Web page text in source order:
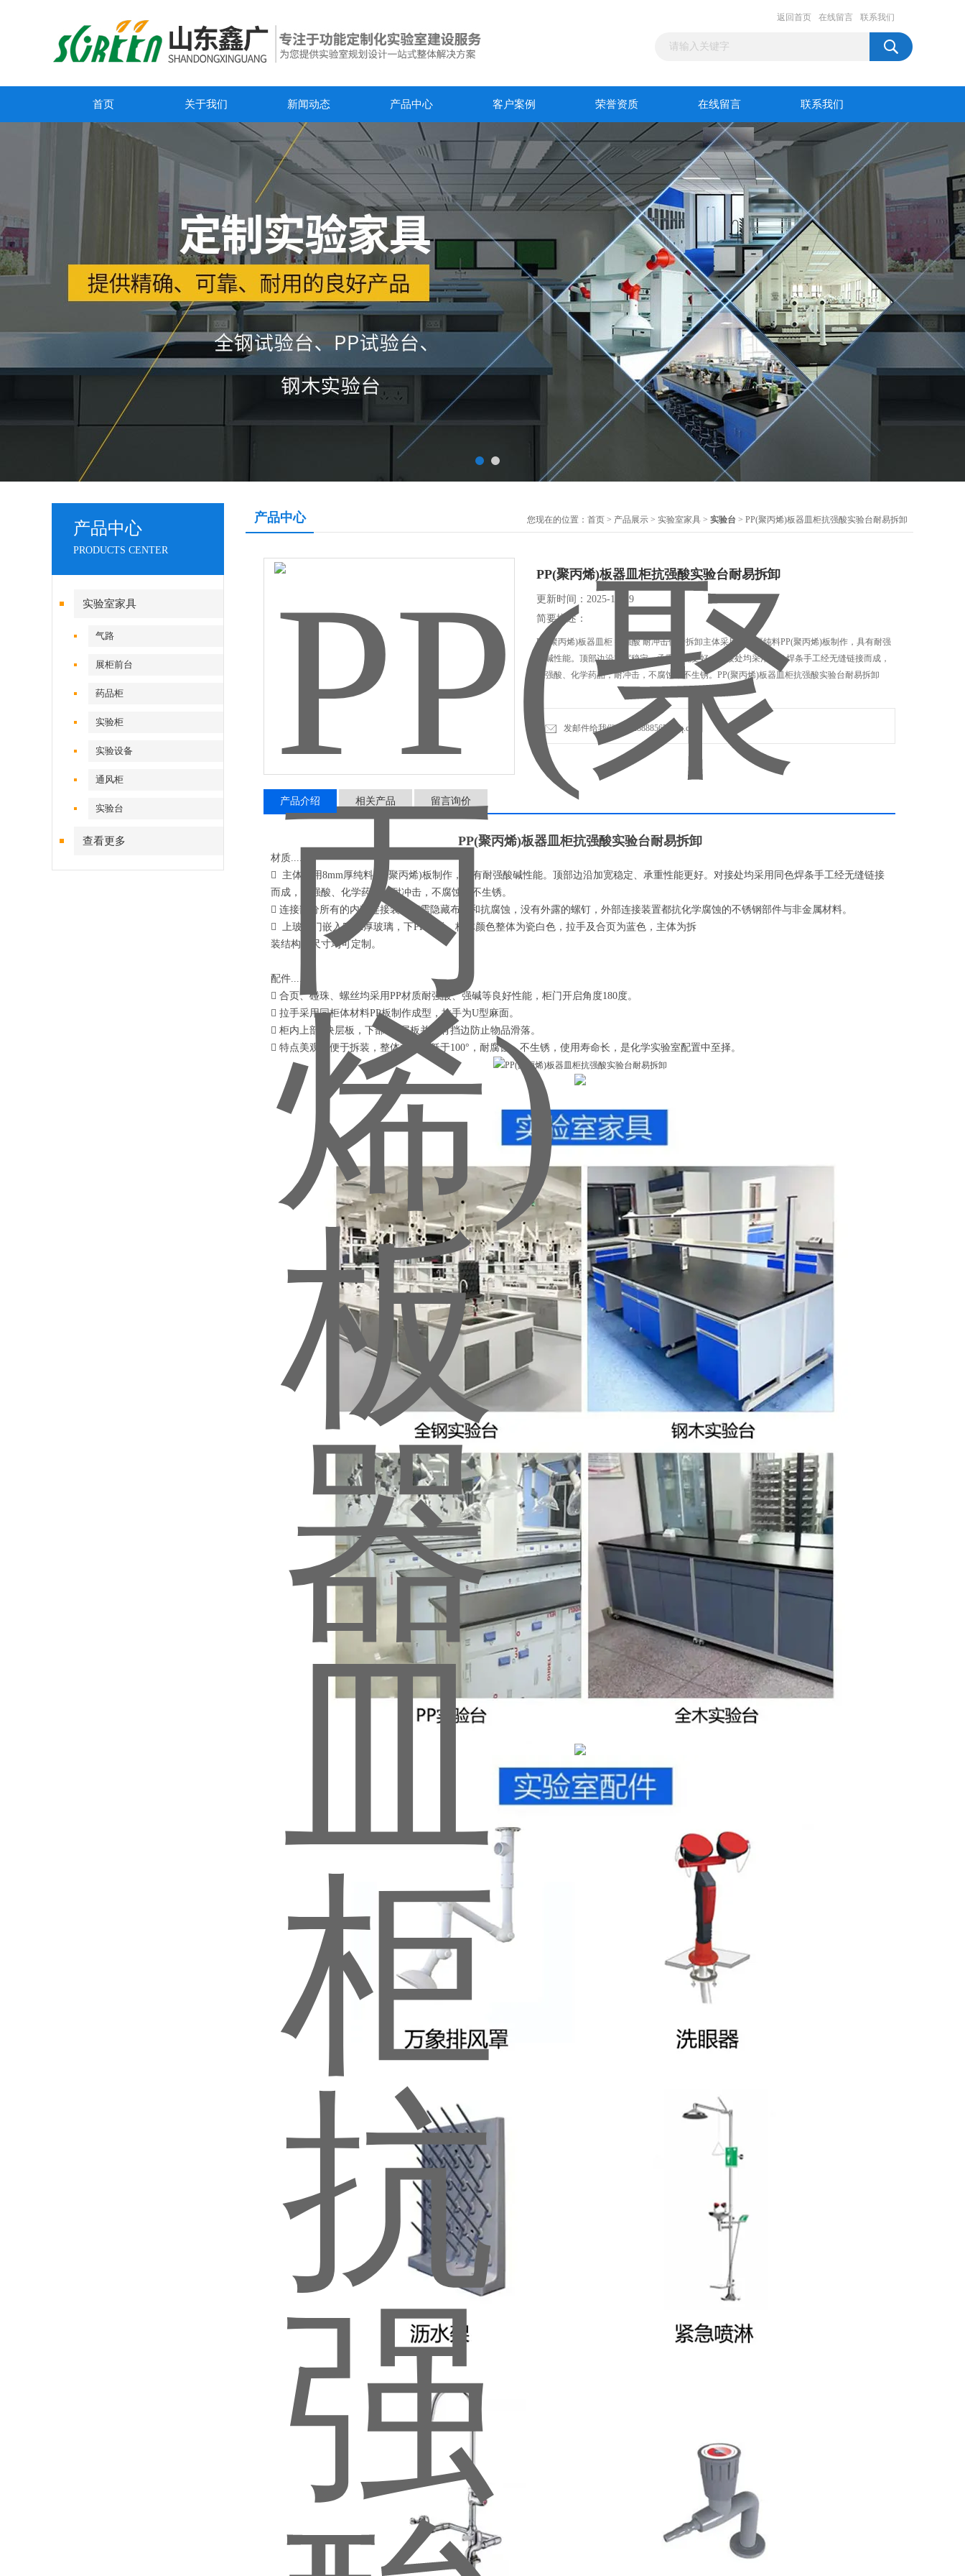
返回首页 在线留言 联系我们
首页 关于我们 新闻动态 产品中心 客户案例 荣誉资质 在线留言 联系我们
产品中心
PRODUCTS CENTER
实验室家具
气路
展柜前台
药品柜
实验柜
实验设备
通风柜
实验台
查看更多
产品中心 您现在的位置： 首页 > 产品展示 > 实验室家具 > 实验台 > PP(聚丙烯)板器皿柜抗强酸实验台耐易拆卸
PP(聚丙烯)板器皿柜抗强酸实验台耐易拆卸
更新时间：2025-11-29
简要描述：
PP(聚丙烯)板器皿柜 抗强酸 耐冲击便于拆卸主体采用8mm厚纯料PP(聚丙烯)板制作，具有耐强
酸碱性能。顶部边沿加宽稳定、承重性能更好。对接处均采用同色焊条手工经无缝链接而成，
抗强酸、化学药品，耐冲击，不腐蚀，不生锈。PP(聚丙烯)板器皿柜抗强酸实验台耐易拆卸
发邮件给我们：2228888567@qq.com
产品介绍 相关产品 留言询价
PP(聚丙烯)板器皿柜抗强酸实验台耐易拆卸
材质......
 主体采用8mm厚纯料PP(聚丙烯)板制作，具有耐强酸碱性能。顶部边沿加宽稳定、承重性能更好。对接处均采用同色焊条手工经无缝链接
而成，抗强酸、化学药品，耐冲击，不腐蚀，不生锈。
 连接部分所有的内部连接装置都需隐藏布置和抗腐蚀，没有外露的螺钉，外部连接装置都抗化学腐蚀的不锈钢部件与非金属材料。
 上玻璃门嵌入5mm厚玻璃，下PP门板。柜体颜色整体为瓷白色，拉手及合页为蓝色，主体为拆
装结构，尺寸均可定制。
配件......
 合页、碰珠、螺丝均采用PP材质耐强酸、强碱等良好性能，柜门开启角度180度。
 拉手采用同柜体材料PP板制作成型，拉手为U型麻面。
 柜内上部2块层板，下部1块层板并设有挡边防止物品滑落。
 特点美观，便于拆装，整体耐高温低于100°，耐腐蚀，不生锈，使用寿命长，是化学实验室配置中至择。